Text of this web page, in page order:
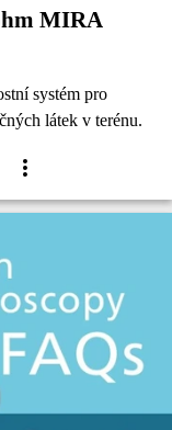
MIRA
systém pro
látek v terénu.